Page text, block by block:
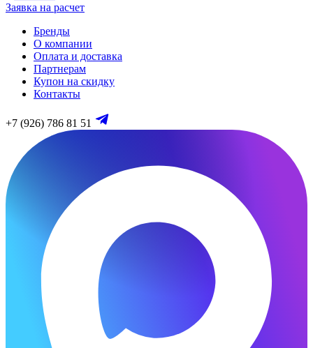
Заявка на расчет
Бренды
О компании
Оплата и доставка
Партнерам
Купон на скидку
Контакты
+7 (926) 786 81 51